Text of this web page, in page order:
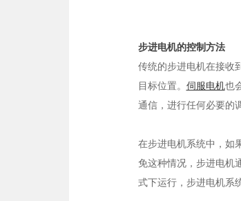
步进电机的控制方法
传统的步进电机在接收
目标位置。 伺服电机也
通信，进行任何必要的
在步进电机系统中，如
免这种情况，步进电机
式下运行，步进电机系